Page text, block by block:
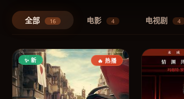
全部 16 电影 4 电视剧 4
🔥 热播
✨ 新